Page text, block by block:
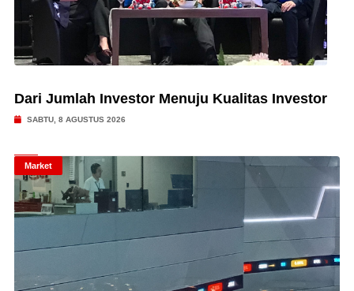
Dari Jumlah Investor Menuju Kualitas Investor
SABTU, 8 AGUSTUS 2026
Market